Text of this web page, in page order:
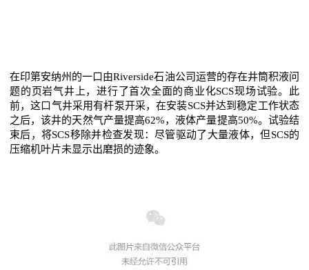
在印第安纳州的一口由Riverside石油公司运营的存在井筒积液问
题的页岩气井上，进行了首次全面的商业化SCS现场试验。此
前，这口气井采用有杆泵开采，在安装SCS并达到稳定工作状态
之后，该井的天然气产量提高62%，液体产量提高50%。试验结
束后，将SCS移除并检查发现：尽管驱动了大量液体，但SCS的
压缩机叶片未显示出磨损的迹象。